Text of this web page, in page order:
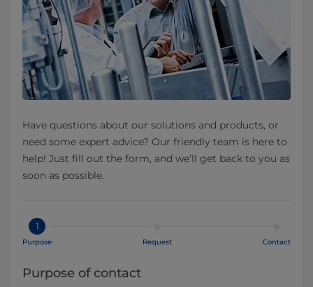
Have questions about our solutions and products, or
need some expert advice? Our friendly team is here to
help! Just fill out the form, and we’ll get back to you as
soon as possible.
1
Purpose Request Contact
Purpose of contact